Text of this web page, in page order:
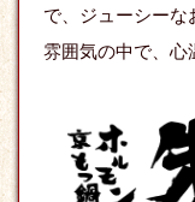
で、ジューシーな
雰囲気の中で、心